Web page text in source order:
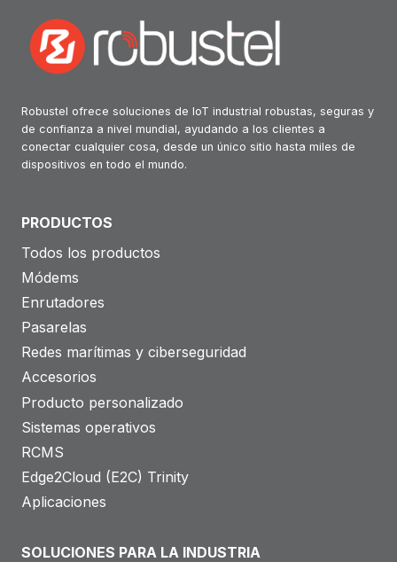
Robustel ofrece soluciones de IoT industrial robustas, seguras y
de confianza a nivel mundial, ayudando a los clientes a
conectar cualquier cosa, desde un único sitio hasta miles de
dispositivos en todo el mundo.
PRODUCTOS
Todos los productos
Módems
Enrutadores
Pasarelas
Redes marítimas y ciberseguridad
Accesorios
Producto personalizado
Sistemas operativos
RCMS
Edge2Cloud (E2C) Trinity
Aplicaciones
SOLUCIONES PARA LA INDUSTRIA